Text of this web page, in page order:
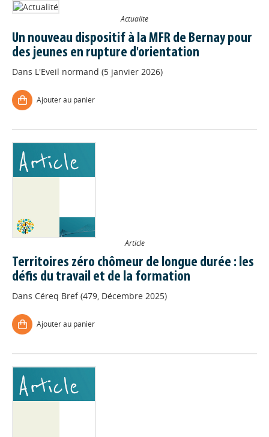
Actualité
Un nouveau dispositif à la MFR de Bernay pour
des jeunes en rupture d'orientation
Dans L'Eveil normand (5 janvier 2026)
Ajouter au panier
Article
Territoires zéro chômeur de longue durée : les
défis du travail et de la formation
Dans Céreq Bref (479, Décembre 2025)
Ajouter au panier